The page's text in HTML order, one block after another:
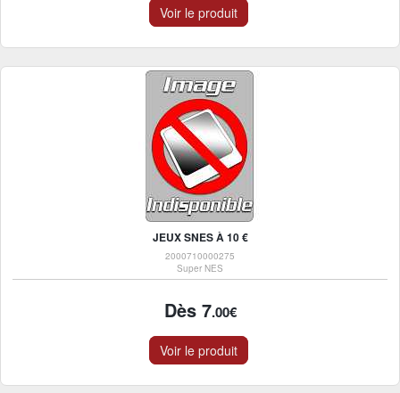
Voir le produit
JEUX SNES À 10 €
2000710000275
Super NES
Dès 7.00€
Voir le produit